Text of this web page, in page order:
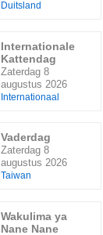
Duitsland
Internationale
Kattendag
Zaterdag 8
augustus 2026
Internationaal
Vaderdag
Zaterdag 8
augustus 2026
Taiwan
Wakulima ya
Nane Nane